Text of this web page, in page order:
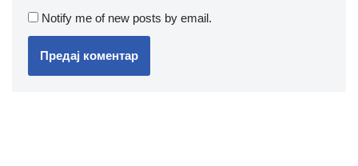
Notify me of new posts by email.